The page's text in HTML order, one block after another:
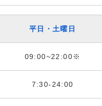
平日・土曜日
09:00~22:00※
7:30-24:00